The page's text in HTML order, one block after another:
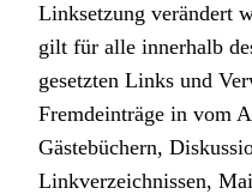
Linksetzung verändert
gilt für alle innerhalb
gesetzten Links und
Fremdeinträge in vom
Gästebüchern,
Linkverzeichnissen,